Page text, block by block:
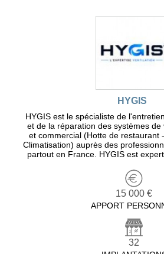
HYGIS
HYGIS est le spécialiste de
et de la réparation des systèmes de
et commercial (Hotte de restaurant
Climatisation) auprès des
partout en France. HYGIS est
15 000 €
APPORT
32